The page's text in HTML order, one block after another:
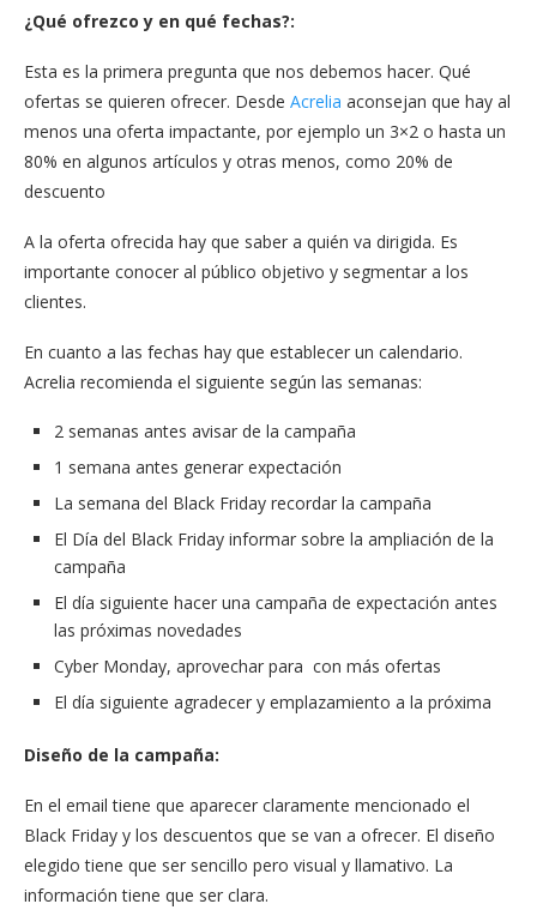
¿Qué ofrezco y en qué fechas?:
Esta es la primera pregunta que nos debemos hacer. Qué
ofertas se quieren ofrecer. Desde Acrelia aconsejan que hay al
menos una oferta impactante, por ejemplo un 3×2 o hasta un
80% en algunos artículos y otras menos, como 20% de
descuento
A la oferta ofrecida hay que saber a quién va dirigida. Es
importante conocer al público objetivo y segmentar a los
clientes.
En cuanto a las fechas hay que establecer un calendario.
Acrelia recomienda el siguiente según las semanas:
2 semanas antes avisar de la campaña
1 semana antes generar expectación
La semana del Black Friday recordar la campaña
El Día del Black Friday informar sobre la ampliación de la
campaña
El día siguiente hacer una campaña de expectación antes
las próximas novedades
Cyber Monday, aprovechar para con más ofertas
El día siguiente agradecer y emplazamiento a la próxima
Diseño de la campaña:
En el email tiene que aparecer claramente mencionado el
Black Friday y los descuentos que se van a ofrecer. El diseño
elegido tiene que ser sencillo pero visual y llamativo. La
información tiene que ser clara.